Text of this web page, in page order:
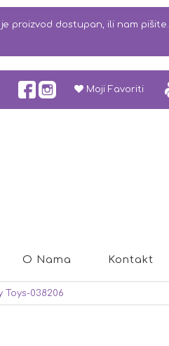
proizvod dostupan, ili nam pišite.
Moji Favoriti
O Nama Kontakt
Toys-038206